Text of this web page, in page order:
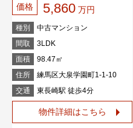
価格 5,860 万円
種別
中古マンション
間取
3LDK
面積
98.47㎡
住所
練馬区大泉学園町1-1-10
交通
東長崎駅 徒歩4分
物件詳細はこちら